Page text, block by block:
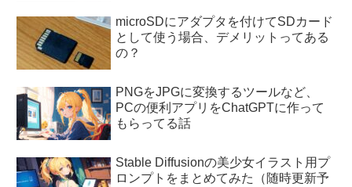
microSDにアダプタを付けてSDカード
として使う場合、デメリットってある
の？
PNGをJPGに変換するツールなど、
PCの便利アプリをChatGPTに作って
もらってる話
Stable Diffusionの美少女イラスト用プ
ロンプトをまとめてみた（随時更新予